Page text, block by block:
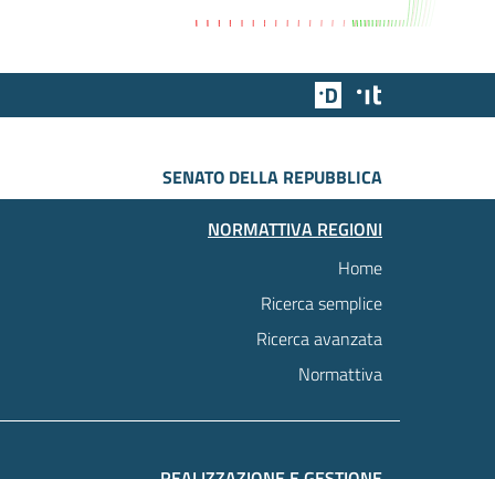
Team Digitale
SENATO DELLA REPUBBLICA
NORMATTIVA REGIONI
Home
Ricerca semplice
Ricerca avanzata
Normattiva